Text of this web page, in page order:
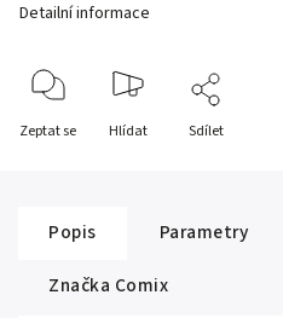
Detailní informace
Zeptat se Hlídat Sdílet
Popis Parametry
Značka Comix